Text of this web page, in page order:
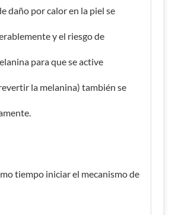
daño por calor en la piel se
y el riesgo de
para que se active
la melanina) también se
tiempo iniciar el mecanismo de